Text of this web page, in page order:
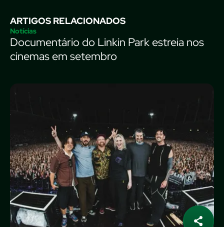
ARTIGOS RELACIONADOS
Notícias
Documentário do Linkin Park estreia nos
cinemas em setembro